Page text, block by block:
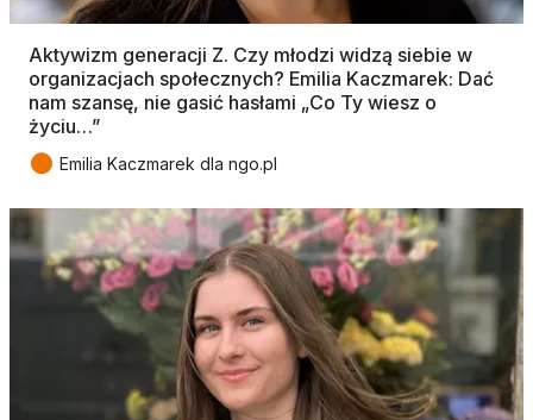
Aktywizm generacji Z. Czy młodzi widzą siebie w
organizacjach społecznych? Emilia Kaczmarek: Dać
nam szansę, nie gasić hasłami „Co Ty wiesz o
życiu…”
● Emilia Kaczmarek dla ngo.pl